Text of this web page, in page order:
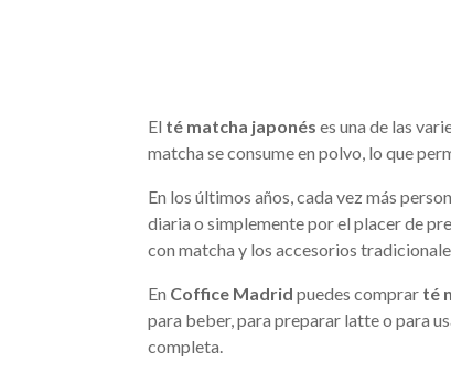
El té matcha japonés es una de las
matcha se consume en polvo, lo que
En los últimos años, cada vez más
diaria o simplemente por el placer de
con matcha y los accesorios
En Coffice Madrid puedes comprar té
para beber, para preparar latte o para
completa.